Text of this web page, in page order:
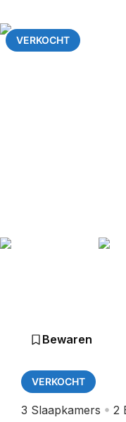
VERKOCHT
Bewaren
VERKOCHT
3 Slaapkamers 2